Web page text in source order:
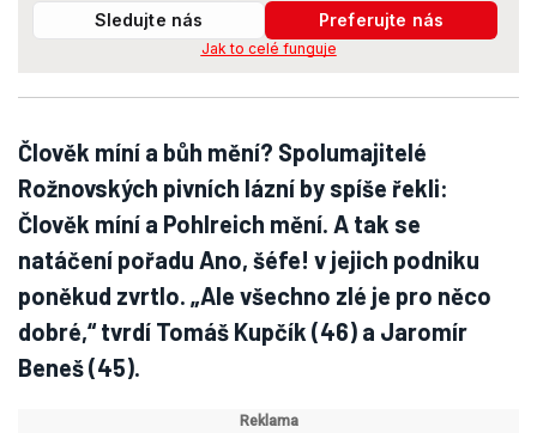
Sledujte nás
Preferujte nás
Jak to celé funguje
Člověk míní a bůh mění? Spolumajitelé
Rožnovských pivních lázní by spíše řekli:
Člověk míní a Pohlreich mění. A tak se
natáčení pořadu Ano, šéfe! v jejich podniku
poněkud zvrtlo. „Ale všechno zlé je pro něco
dobré,“ tvrdí Tomáš Kupčík (46) a Jaromír
Beneš (45).